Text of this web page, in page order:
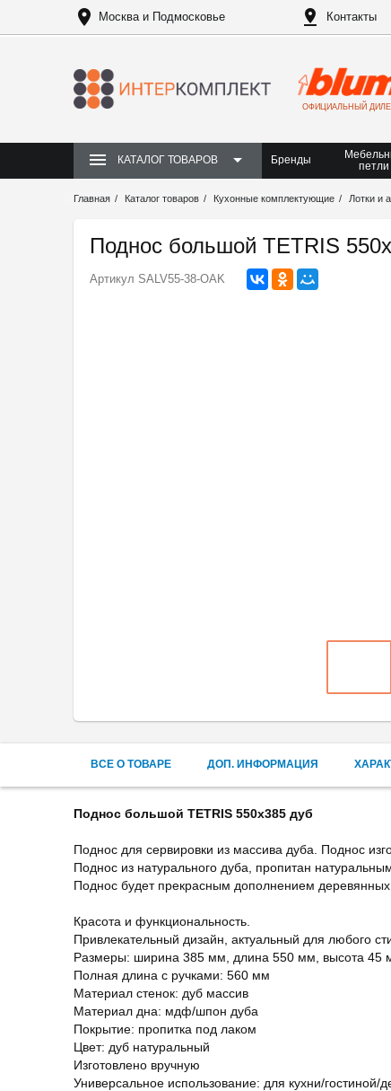
Москва и Подмосковье Контакты
ОФИЦИАЛЬНЫЙ
КАТАЛОГ ТОВАРОВ Бренды
петли
Главная Каталог товаров Кухонные комплектующие Лотки и
Поднос большой TETRIS
Артикул SALV55-38-OAK
ВСЕ О ТОВАРЕ ДОП. ИНФОРМАЦИЯ
Поднос большой TETRIS 550х385 дуб
Поднос для сервировки из массива дуба. Поднос
Поднос из натурального дуба, пропитан
Поднос будет прекрасным дополнением деревянных
Красота и функциональность.
Привлекательный дизайн, актуальный для любого
Размеры: ширина 385 мм, длина 550 мм, высота 45
Полная длина с ручками: 560 мм
Материал стенок: дуб массив
Материал дна: мдф/шпон дуба
Покрытие: пропитка под лаком
Цвет: дуб натуральный
Изготовлено вручную
Универсальное использование: для кухни/гостиной/